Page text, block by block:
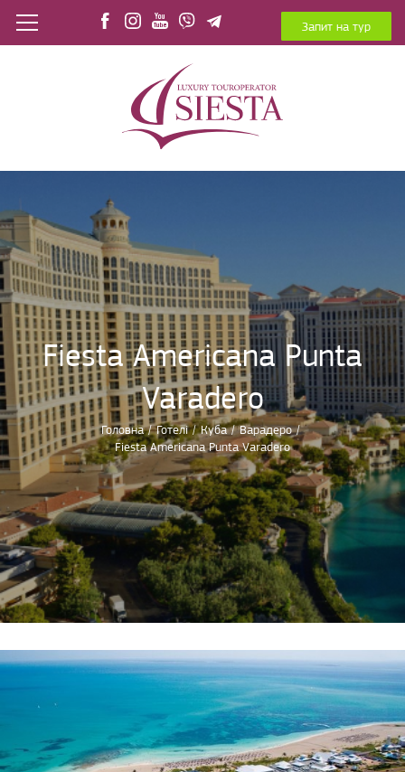
Запит на тур
Fiesta Americana Punta
Varadero
Головна / Готелі / Куба / Варадеро /
Fiesta Americana Punta Varadero